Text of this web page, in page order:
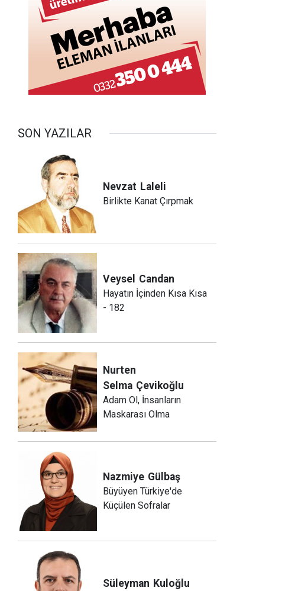
SON YAZILAR
Nevzat Laleli
Birlikte Kanat Çırpmak
Veysel Candan
Hayatın İçinden Kısa Kısa
- 182
Nurten
Selma Çevikoğlu
Adam Ol, İnsanların
Maskarası Olma
Nazmiye Gülbaş
Büyüyen Türkiye'de
Küçülen Sofralar
Süleyman Kuloğlu